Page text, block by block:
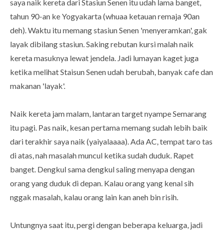
saya naik kereta dari Stasiun Senen itu udah lama banget,
tahun 90-an ke Yogyakarta (whuaa ketauan remaja 90an
deh). Waktu itu memang stasiun Senen 'menyeramkan', gak
layak dibilang stasiun. Saking rebutan kursi malah naik
kereta masuknya lewat jendela. Jadi lumayan kaget juga
ketika melihat Staisun Senen udah berubah, banyak cafe dan
makanan 'layak'.
Naik kereta jam malam, lantaran target nyampe Semarang
itu pagi. Pas naik, kesan pertama memang sudah lebih baik
dari terakhir saya naik (yaiyalaaaa). Ada AC, tempat taro tas
di atas, nah masalah muncul ketika sudah duduk. Rapet
banget. Dengkul sama dengkul saling menyapa dengan
orang yang duduk di depan. Kalau orang yang kenal sih
nggak masalah, kalau orang lain kan aneh bin risih.
Untungnya saat itu, pergi dengan beberapa keluarga, jadi